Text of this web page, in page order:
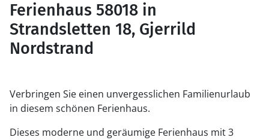
Ferienhaus 58018 in
Strandsletten 18, Gjerrild
Nordstrand
Verbringen Sie einen unvergesslichen Familienurlaub
in diesem schönen Ferienhaus.
Dieses moderne und geräumige Ferienhaus mit 3